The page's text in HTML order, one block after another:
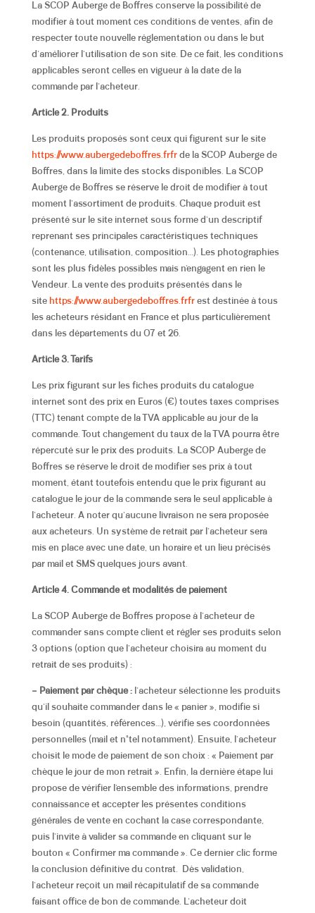
La SCOP Auberge de Boffres conserve la possibilité de
modifier à tout moment ces conditions de ventes, afin de
respecter toute nouvelle réglementation ou dans le but
d’améliorer l’utilisation de son site. De ce fait, les conditions
applicables seront celles en vigueur à la date de la
commande par l’acheteur.
Article 2. Produits
Les produits proposés sont ceux qui figurent sur le site
https://www.aubergedeboffres.frfr de la SCOP Auberge de
Boffres, dans la limite des stocks disponibles. La SCOP
Auberge de Boffres se réserve le droit de modifier à tout
moment l’assortiment de produits. Chaque produit est
présenté sur le site internet sous forme d’un descriptif
reprenant ses principales caractéristiques techniques
(contenance, utilisation, composition…). Les photographies
sont les plus fidèles possibles mais n’engagent en rien le
Vendeur. La vente des produits présentés dans le
site https://www.aubergedeboffres.frfr est destinée à tous
les acheteurs résidant en France et plus particulièrement
dans les départements du 07 et 26.
Article 3. Tarifs
Les prix figurant sur les fiches produits du catalogue
internet sont des prix en Euros (€) toutes taxes comprises
(TTC) tenant compte de la TVA applicable au jour de la
commande. Tout changement du taux de la TVA pourra être
répercuté sur le prix des produits. La SCOP Auberge de
Boffres se réserve le droit de modifier ses prix à tout
moment, étant toutefois entendu que le prix figurant au
catalogue le jour de la commande sera le seul applicable à
l’acheteur. A noter qu’aucune livraison ne sera proposée
aux acheteurs. Un système de retrait par l’acheteur sera
mis en place avec une date, un horaire et un lieu précisés
par mail et SMS quelques jours avant.
Article 4. Commande et modalités de paiement
La SCOP Auberge de Boffres propose à l’acheteur de
commander sans compte client et régler ses produits selon
3 options (option que l’acheteur choisira au moment du
retrait de ses produits) :
– Paiement par chèque :l’acheteur sélectionne les produits
qu’il souhaite commander dans le « panier », modifie si
besoin (quantités, références…), vérifie ses coordonnées
personnelles (mail et n°tel notamment). Ensuite, l’acheteur
choisit le mode de paiement de son choix : « Paiement par
chèque le jour de mon retrait ». Enfin, la dernière étape lui
propose de vérifier l’ensemble des informations, prendre
connaissance et accepter les présentes conditions
générales de vente en cochant la case correspondante,
puis l’invite à valider sa commande en cliquant sur le
bouton « Confirmer ma commande ». Ce dernier clic forme
la conclusion définitive du contrat. Dès validation,
l’acheteur reçoit un mail récapitulatif de sa commande
faisant office de bon de commande. L’acheteur doit